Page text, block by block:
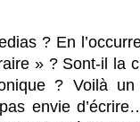
? En
» ? Sont-il la
? Voilà
envie